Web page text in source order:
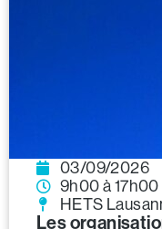
03/09/2026
9h00 à 17h00
HETS
Les